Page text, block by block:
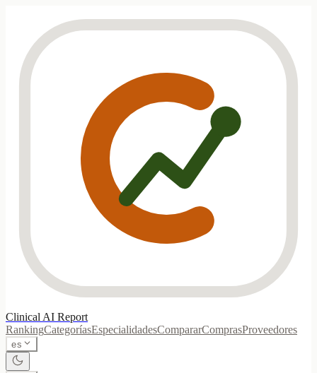
Clinical AI Report
RankingCategoríasEspecialidadesCompararComprasProveedores
es